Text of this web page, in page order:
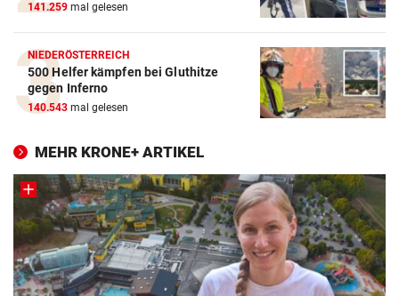
141.259 mal gelesen
NIEDERÖSTERREICH
500 Helfer kämpfen bei Gluthitze
gegen Inferno
140.543 mal gelesen
MEHR KRONE+ ARTIKEL